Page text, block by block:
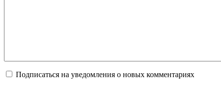
Подписаться на уведомления о новых комментариях